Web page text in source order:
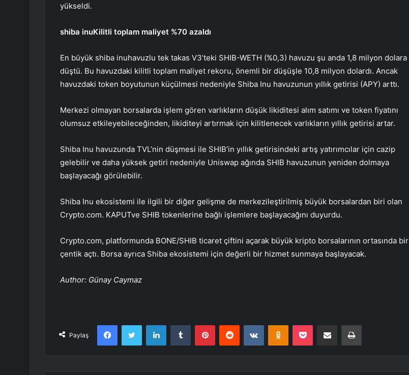
yükseldi.
shiba inuKilitli toplam maliyet %70 azaldı
En büyük shiba inuhavuzlu tek takas V3’teki SHIB-WETH (%0,3) havuzu şu anda 1,8 milyon dolara
düştü. Bu havuzdaki kilitli toplam maliyet rekoru, önemli bir düşüşle 10,8 milyon dolardı. Ancak
havuzdaki token boyutunun küçülmesi nedeniyle Shiba Inu havuzunun yıllık getirisi (APY) arttı.
Merkezi olmayan borsalarda işlem gören varlıkların düşük likiditesi alım satımı ve token fiyatını
olumsuz etkileyebileceğinden, likiditeyi artırmak için kilitlenecek varlıkların yıllık getirisi artar.
Shiba Inu havuzunda TVL’nin düşmesi ile SHIB’in yıllık getirisindeki artış yatırımcılar için cazip
gelebilir ve daha yüksek getiri nedeniyle Uniswap ağında SHIB havuzunun yeniden dolmaya
başlayacağı görülebilir.
Shiba Inu ekosistemi ile ilgili bir diğer gelişme de merkezileştirilmiş büyük borsalardan biri olan
Crypto.com. KAPUTve SHIB tokenlerine bağlı işlemlere başlayacağını duyurdu.
Crypto.com, platformunda BONE/SHIB ticaret çiftini açarak büyük kripto borsalarının ortasında bir
çentik açtı. Borsa ayrıca Shiba ekosistemi için değerli bir hizmet sunmaya başlayacak.
Author: Günay Caymaz
Paylaş
FacebookTwitter LinkedInTumblr PinterestReddit VKontakteOdnoklassniki
Pocket E-Posta ile paylaş Yazdır